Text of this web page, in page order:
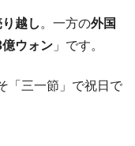
クス』2026年2Qの
「またも暗礁」の危
越し。一方の外国
億ウォン 」です。
「三一節」で祝日で